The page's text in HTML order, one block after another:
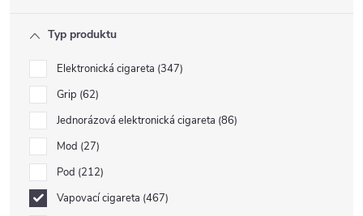
Typ produktu
Elektronická cigareta 347
Grip 62
Jednorázová elektronická cigareta 86
Mod 27
Pod 212
Vapovací cigareta 467